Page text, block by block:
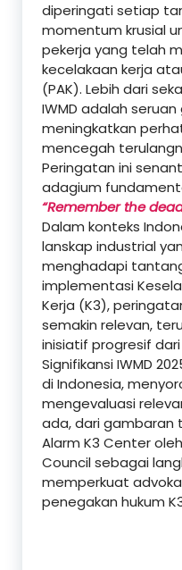
diperingati setiap
momentum krusial
pekerja yang telah
kecelakaan kerja
(PAK). Lebih dari
IWMD adalah
meningkatkan
mencegah
Peringatan ini
adagium
“Remember the
Dalam konteks
lanskap industrial
menghadapi
implementasi
Kerja (K3),
semakin relevan,
inisiatif progresif
Signifikansi IWMD
di Indonesia,
mengevaluasi
ada, dari
Alarm K3 Center
Council sebagai
memperkuat
penegakan hukum